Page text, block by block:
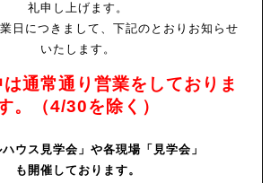
礼申し上げます。
日につきまして、下記のとおりお知らせ
いたします。
通常通り営業をしておりま
。（4/30を除く）
ハウス見学会」や各現場「見学会」
も開催しております。